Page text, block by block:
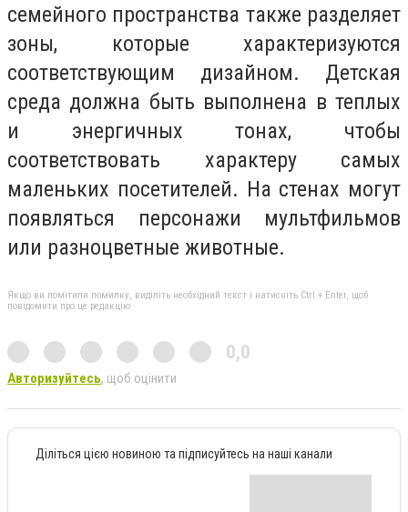
семейного пространства также разделяет
зоны, которые характеризуются
соответствующим дизайном. Детская
среда должна быть выполнена в теплых
и энергичных тонах, чтобы
соответствовать характеру самых
маленьких посетителей. На стенах могут
появляться персонажи мультфильмов
или разноцветные животные.
Якщо ви помітили помилку, виділіть необхідний текст і натисніть Ctrl + Enter, щоб
повідомити про це редакцію
0,0
Авторизуйтесь, щоб оцінити
Діліться цією новиною та підписуйтесь на наші канали